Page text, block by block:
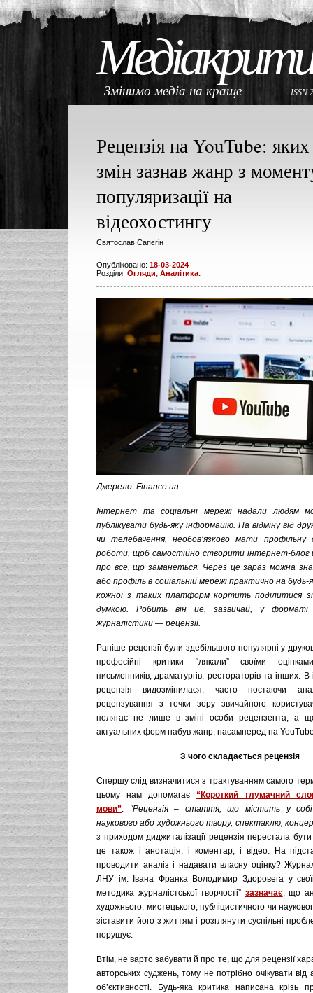
Змінимо медіа на краще ISSN
Рецензія на YouTube: яких
змін зазнав жанр з
популяризації на
відеохостингу
Святослав Сапєгін
Опубліковано: 18-03-2024
Розділи: Огляди, Аналітика.
Джерело: Finance.ua
Інтернет та соціальні мережі надали людям
публікувати будь-яку інформацію. На відміну від
чи телебачення, необов’язково мати профільну
роботи, щоб самостійно створити інтернет-блог
про все, що заманеться. Через це зараз можна
або профіль в соціальній мережі практично на будь-
кожної з таких платформ кортить поділитися
думкою. Робить він це, зазвичай, у форматі
журналістики — рецензії.
Раніше рецензії були здебільшого популярні у
професійні критики “лякали” своїми
письменників, драматургів, рестораторів та інших.
рецензія видозмінилася, часто постаючи
рецензування з точки зору звичайного
полягає не лише в зміні особи рецензента, а
актуальних форм набув жанр, насамперед на
З чого складається рецензія
Спершу слід визначитися з трактуванням самого
цьому нам допомагає “Короткий тлумачний
мови”: “Рецензія – стаття, що містить у собі
наукового або художнього твору, спектаклю,
з приходом диджиталізації рецензія перестала
це також і анотація, і коментар, і відео. На
проводити аналіз і надавати власну оцінку?
ЛНУ ім. Івана Франка Володимир Здоровега у
методика журналістської творчості” зазначає, що
художнього, мистецького, публіцистичного чи
зіставити його з життям і розглянути суспільні
порушує.
Втім, не варто забувати й про те, що для рецензії
авторських суджень, тому не потрібно очікувати від
об’єктивності. Будь-яка критика написана крізь